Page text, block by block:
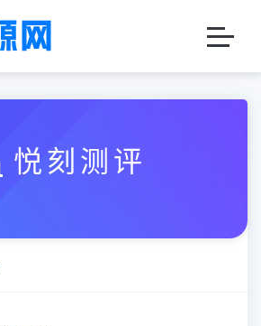
悦刻测评